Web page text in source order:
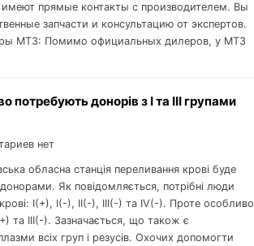
прямые контакты с производителем. Вы
запчасти и консультацию от экспертов.
МТЗ: Помимо официальных дилеров, у МТЗ
потребують донорів з І та ІІІ групами
нет
обласна станція переливання крові буде
Як повідомляється, потрібні люди
І(+), I(-), II(-), III(-) та IV(-). Проте особливо
та ІІІ(-). Зазначається, що також є
всіх груп і резусів. Охочих допомогти